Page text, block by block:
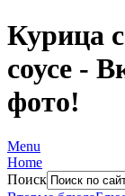
Курица
соусе -
фото!
Menu
Home
Поиск